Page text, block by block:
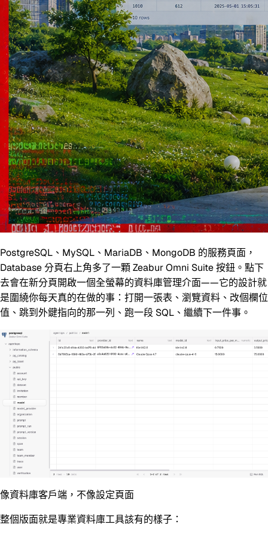
PostgreSQL、MySQL、MariaDB、MongoDB 的服務頁面，
Database 分頁右上角多了一顆Zeabur Omni Suite按鈕。點下
去會在新分頁開啟一個全螢幕的資料庫管理介面——它的設計就
是圍繞你每天真的在做的事：打開一張表、瀏覽資料、改個欄位
值、跳到外鍵指向的那一列、跑一段 SQL、繼續下一件事。
像資料庫客戶端，不像設定頁面
整個版面就是專業資料庫工具該有的樣子：